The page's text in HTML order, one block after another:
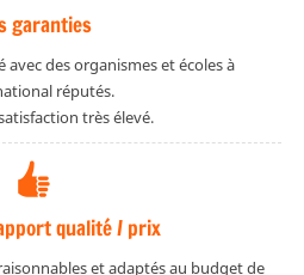
garanties
des organismes et écoles à
réputés.
très élevé.
qualité / prix
et adaptés au budget de